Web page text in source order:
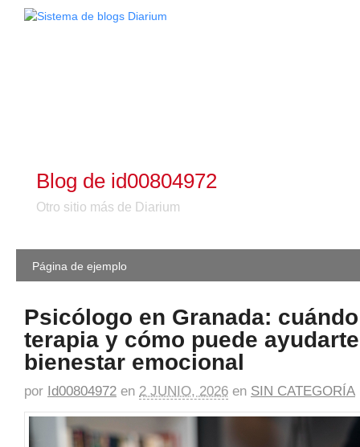
Blog de id00804972
Otro sitio más de Diarium
Página de ejemplo
Psicólogo en Granada:
terapia y cómo puede
bienestar emocional
por Id00804972 en 2 JUNIO, 2026 en SIN CATEGORÍA